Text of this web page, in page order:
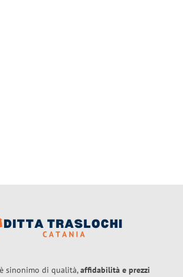
sinonimo di qualità,affidabilità e prezzi